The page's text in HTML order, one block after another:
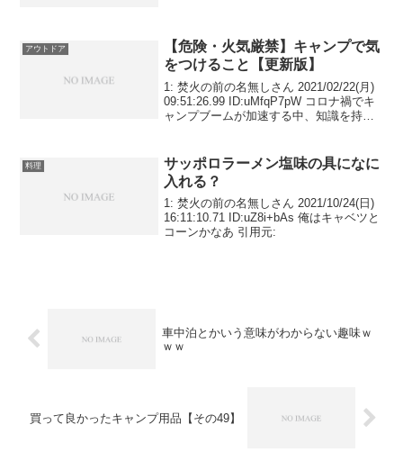
アウトドア
【危険・火気厳禁】キャンプで気
をつけること【更新版】
1: 焚火の前の名無しさん 2021/02/22(月)
09:51:26.99 ID:uMfqP7pW コロナ禍でキ
ャンプブームが加速する中、知識を持た
なことをすると危...
料理
サッポロラーメン塩味の具になに
入れる？
1: 焚火の前の名無しさん 2021/10/24(日)
16:11:10.71 ID:uZ8i+bAs 俺はキャベツと
コーンかなあ 引用元:
車中泊とかいう意味がわからない趣味ｗ
ｗｗ
買って良かったキャンプ用品【その49】